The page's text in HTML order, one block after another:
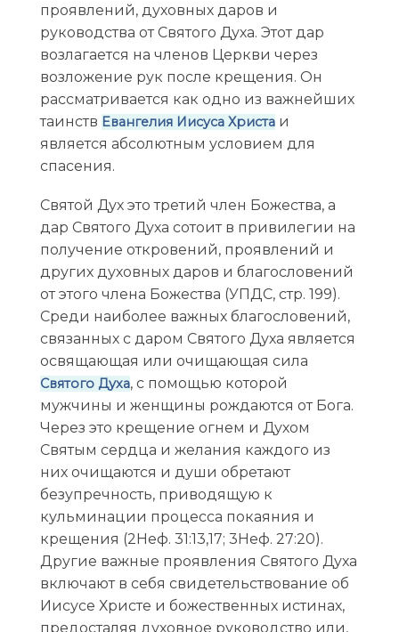
проявлений, духовных даров и
руководства от Святого Духа. Этот дар
возлагается на членов Церкви через
возложение рук после крещения. Он
рассматривается как одно из важнейших
таинств Евангелия Иисуса Христаи
является абсолютным условием для
спасения.
Святой Дух это третий член Божества, а
дар Святого Духа сотоит в привилегии на
получение откровений, проявлений и
других духовных даров и благословений
от этого члена Божества (УПДС, стp. 199).
Среди наиболее важных благословений,
связанных с даром Святого Духа является
освящающая или очищающая сила
Святого Духа, с помощью которой
мужчины и женщины рождаются от Бога.
Через это крещение огнем и Духом
Святым сердца и желания каждого из
них очищаются и души обретают
безупречность, приводящую к
кульминации процесса покаяния и
крещения (2Неф. 31:13,17; 3Неф. 27:20).
Другие важные проявления Святого Духа
включают в себя свидетельствование об
Иисусе Христе и божественных истинах,
предосталяя духовное руководство или,